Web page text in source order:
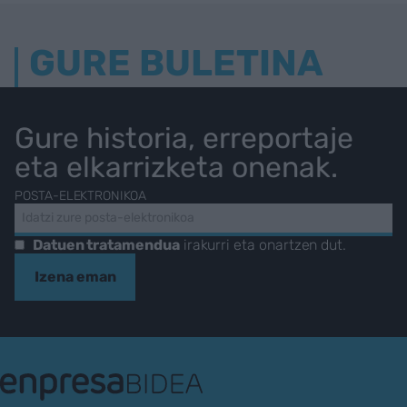
GURE BULETINA
Gure historia, erreportaje
eta elkarrizketa onenak.
POSTA-ELEKTRONIKOA
Datuen tratamenduairakurri eta onartzen dut.
Izena eman